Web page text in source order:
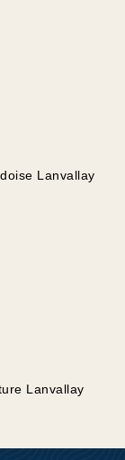
Lanvallay
Lanvallay